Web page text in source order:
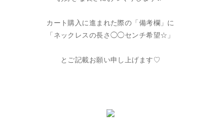
カート購入に進まれた際の「備考欄」に
「ネックレスの長さ◯◯センチ希望☆」
とご記載お願い申し上げます♡